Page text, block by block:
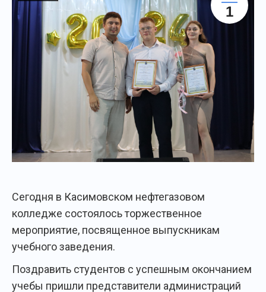
1
Сегодня в Касимовском нефтегазовом
колледже состоялось торжественное
мероприятие, посвященное выпускникам
учебного заведения.
Поздравить студентов с успешным окончанием
учебы пришли представители администраций